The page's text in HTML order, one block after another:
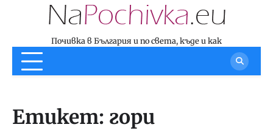
Почивка в България и по света, къде и как
Етикет: гори